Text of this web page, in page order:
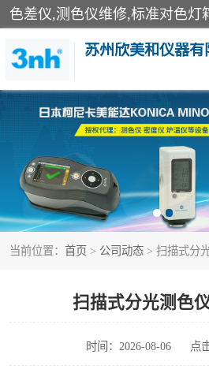
色差仪,测色仪维修,标准对色灯
苏州欣美和仪器有
当前位置： 首页 > 公司动态 > 扫描式分
扫描式分光测色
时间：2026-08-06 点
3nh色差仪
分光色差仪
美能达色差计
3nh分光测色仪